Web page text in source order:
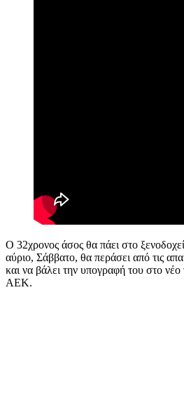
Ο 32χρονος άσος θα πάει στο
αύριο, Σάββατο, θα περάσει από τις
και να βάλει την υπογραφή του στο νέο
ΑΕΚ.